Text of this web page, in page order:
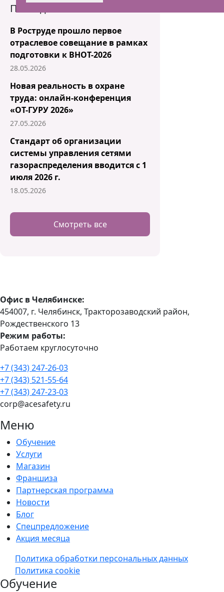
Последние новости
В Роструде прошло первое
отраслевое совещание в рамках
подготовки к ВНОТ-2026
28.05.2026
Новая реальность в охране
труда: онлайн-конференция
«ОТ-ГУРУ 2026»
27.05.2026
Стандарт об организации
системы управления сетями
газораспределения вводится с 1
июля 2026 г.
18.05.2026
Смотреть все
Офис в Челябинске:
454007, г. Челябинск, Тракторозаводский район, ​
Рождественского 13​
Режим работы:
Работаем круглосуточно
+7 (343) 247-26-03
+7 (343) 521-55-64
+7 (343) 247-23-03
corp@acesafety.ru
Меню
Обучение
Услуги
Магазин
Франшиза
Партнерская программа
Новости
Блог
Спецпредложение
Акция месяца
Политика обработки персональных данных
Политика cookie
Обучение